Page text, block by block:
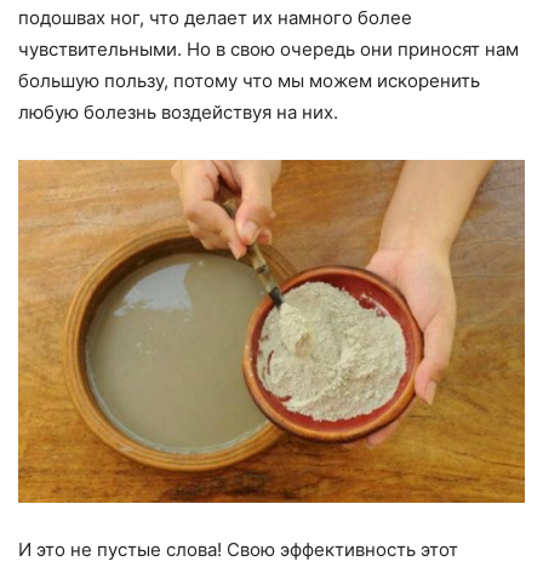
подошвах ног, что делает их намного более
чувствительными. Но в свою очередь они приносят нам
большую пользу, потому что мы можем искоренить
любую болезнь воздействуя на них.
И это не пустые слова! Свою эффективность этот